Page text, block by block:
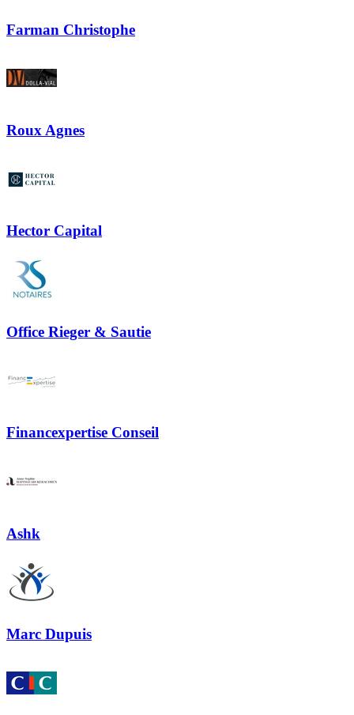
Farman Christophe
Roux Agnes
Hector Capital
Office Rieger & Sautie
Financexpertise Conseil
Ashk
Marc Dupuis